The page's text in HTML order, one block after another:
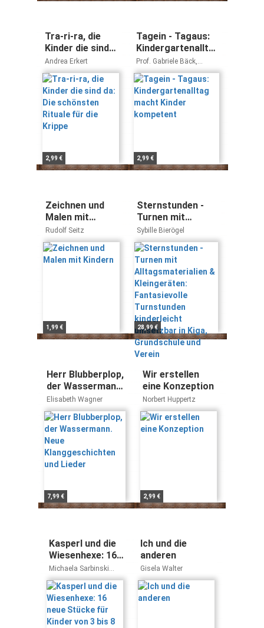
Tra-ri-ra, die
Kinder die sind
da: Die
schönsten
Rituale für die
Krippe
Andrea Erkert
2,99 €
Tagein - Tagaus:
Kindergartenalltag
macht Kinder
kompetent
Prof. Gabriele Bäck,
Michaela Hajszan, Natalie
Chisté
2,99 €
Zeichnen und
Malen mit
Kindern
Rudolf Seitz
1,99 €
Sternstunden -
Turnen mit
Alltagsmaterialien
& Kleingeräten:
Fantasievolle
Turnstunden
kinderleicht
umsetzbar in
Kiga, Grundschule
und Verein
Sybille Bierögel
28,99 €
Herr Blubberplop,
der Wassermann.
Neue
Klanggeschichten
und Lieder
Elisabeth Wagner
7,99 €
Wir erstellen
eine Konzeption
Norbert Huppertz
2,99 €
Kasperl und die
Wiesenhexe: 16
neue Stücke für
Kinder von 3 bis
8
Michaela Sarbinski
Silvia Klimke
Ich und die
anderen
Gisela Walter